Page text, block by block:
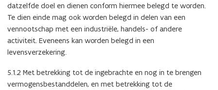
datzelfde doel en dienen conform hiermee belegd te worden.
Te dien einde mag ook worden belegd in delen van een
vennootschap met een industriële, handels- of andere
activiteit. Eveneens kan worden belegd in een
levensverzekering.
5.1.2 Met betrekking tot de ingebrachte en nog in te brengen
vermogensbestanddelen, en met betrekking tot de